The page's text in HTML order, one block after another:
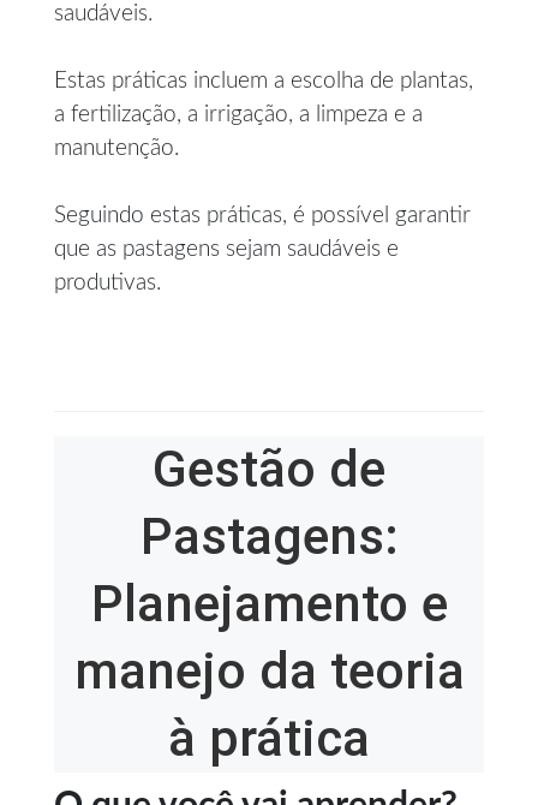
saudáveis.
Estas práticas incluem a escolha de plantas,
a fertilização, a irrigação, a limpeza e a
manutenção.
Seguindo estas práticas, é possível garantir
que as pastagens sejam saudáveis e
produtivas.
Gestão de
Pastagens:
Planejamento e
manejo da teoria
à prática